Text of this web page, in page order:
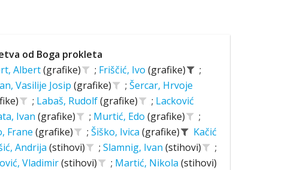
od Boga prokleta
Albert(grafike) ; Friščić, Ivo (grafike)
;
Vasilije Josip (grafike) ; Šercar, Hrvoje
; Labaš, Rudolf(grafike) ; Lacković
Ivan (grafike) ; Murtić, Edo (grafike)
;
Frane (grafike) ; Šiško, Ivica (grafike)
Kačić
Andrija (stihovi) ; Slamnig, Ivan (stihovi)
;
Vladimir(stihovi) ; Martić, Nikola (stihovi)